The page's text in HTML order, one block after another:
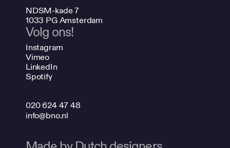
NDSM-kade 7
1033 PG Amsterdam
Volg ons!
Instagram
Vimeo
LinkedIn
Spotify
020 624 47 48
info@bno.nl